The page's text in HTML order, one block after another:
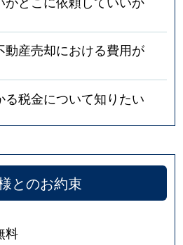
動産売却における費用が
る税金について知りたい
とのお約束
料